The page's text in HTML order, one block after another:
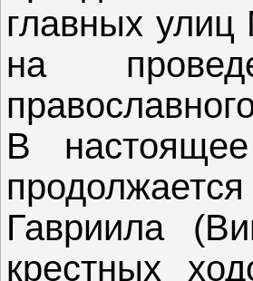
главных улиц
на
В
Гавриила
крестных